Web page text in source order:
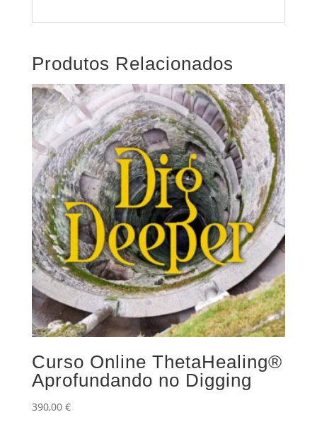
Produtos Relacionados
Curso Online ThetaHealing®
Aprofundando no Digging
390,00 €